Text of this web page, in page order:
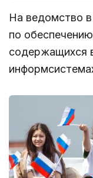
На ведомство
по
содержащихся